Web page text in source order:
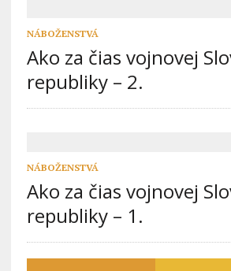
NÁBOŽENSTVÁ
Ako za čias vojnovej
republiky – 2.
NÁBOŽENSTVÁ
Ako za čias vojnovej
republiky – 1.